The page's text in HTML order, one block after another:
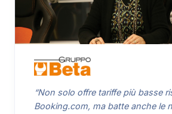
“Non solo offre tariffe più basse
Booking.com, ma batte anche le